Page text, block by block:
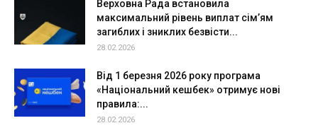
Верховна Рада встановила
максимальний рівень виплат сім’ям
загиблих і зниклих безвісти...
28.02.2026
Від 1 березня 2026 року програма
«Національний кешбек» отримує нові
правила:...
28.02.2026